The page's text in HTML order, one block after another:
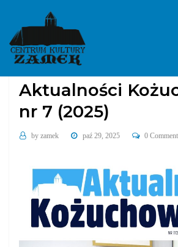
content
2025 Aktualności Kożuchowskie
Aktualności
nr 7 (2025)
by zamek paź 29, 2025 0 Comment